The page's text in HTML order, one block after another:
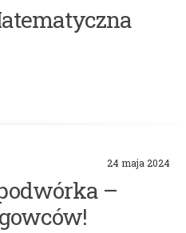
24 maja 2024
–